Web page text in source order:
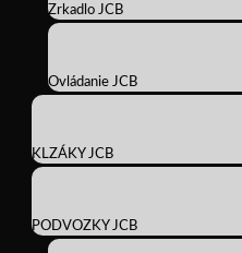
Zrkadlo JCB
Ovládanie JCB
KLZÁKY JCB
PODVOZKY JCB